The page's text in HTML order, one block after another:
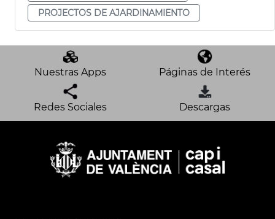
PROJECTOS DE AJARDINAMIENTO
Nuestras Apps Páginas de Interés
Redes Sociales Descargas